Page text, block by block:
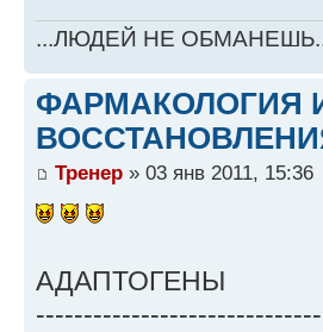
...ЛЮДЕЙ НЕ
ФАРМАКОЛОГИЯ
Тренер » 03 янв 2011, 15:36
АДАПТОГЕНЫ